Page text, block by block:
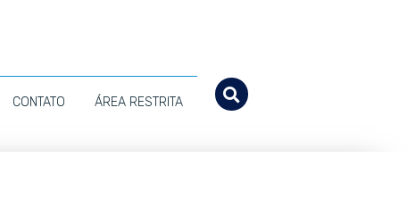
CONTATO ÁREA RESTRITA